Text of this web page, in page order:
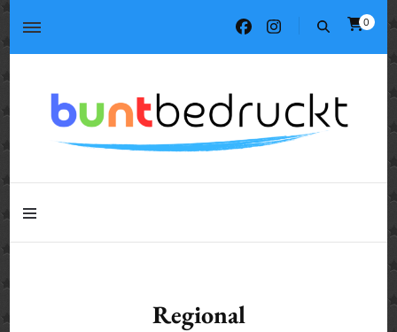
0
buntbedruckt.de
buntbedruckt.de
Regional